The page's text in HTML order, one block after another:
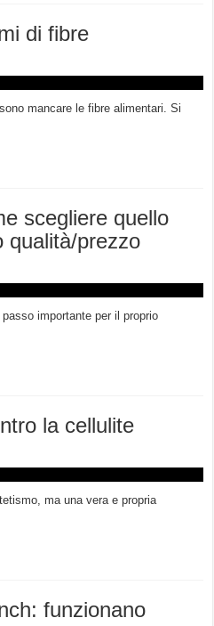
di fibre
mancare le fibre alimentari. Si
scegliere quello
qualità/prezzo
importante per il proprio
la cellulite
ma una vera e propria
funzionano